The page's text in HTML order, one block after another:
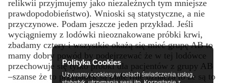
relikwii przyjmujemy jako niezależnych tym mniejsze
prawdopodobieństwo). Wnioski są statystyczne, a nie
przyczynowe. Podam jeszcze jeden przykład. Jeśli
wyciągniemy z lodówki nieoznakowane próbki krwi,
zbadamy cztery i wszystkie okażą się mieć grupę AB to
mamy dobry powód by podejrzewać że w tej lodówce
przechowuje się tylko próbki dla pacjentów z grupy AB
–szanse że to przypadek są małe (nie oznacza to że są to
Polityka Cookies
Używamy cookiesy w celach świadczenia usług,